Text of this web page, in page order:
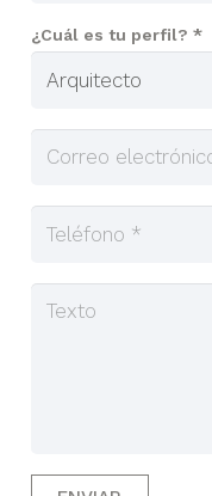
¿Cuál es tu perfil? *